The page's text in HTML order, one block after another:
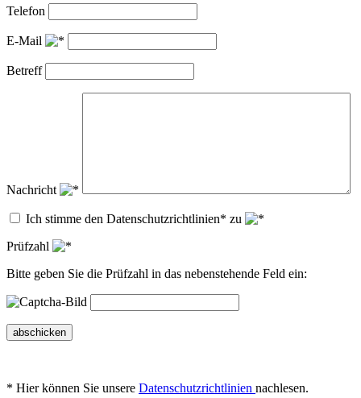
Telefon
E-Mail
Betreff
Nachricht
Ich stimme den Datenschutzrichtlinien* zu
Prüfzahl
Bitte geben Sie die Prüfzahl in das nebenstehende Feld ein:
abschicken
* Hier können Sie unsere Datenschutzrichtlinien nachlesen.